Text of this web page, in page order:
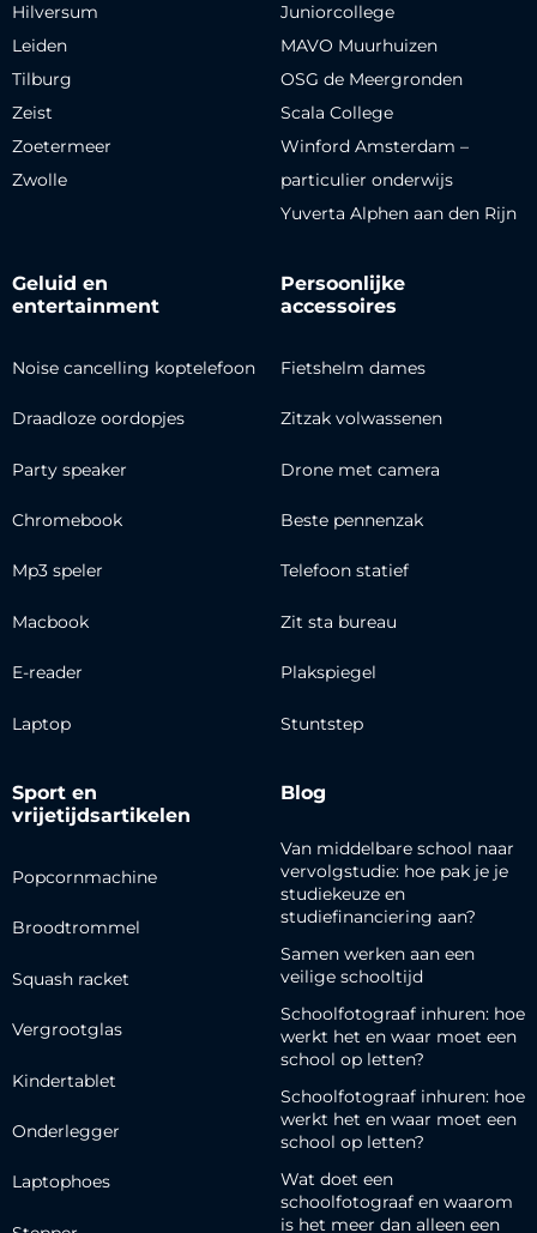
Hilversum
Leiden
Tilburg
Zeist
Zoetermeer
Zwolle
Juniorcollege
MAVO Muurhuizen
OSG de Meergronden
Scala College
Winford Amsterdam –
particulier onderwijs
Yuverta Alphen aan den Rijn
Geluid en
entertainment
Noise cancelling koptelefoon
Draadloze oordopjes
Party speaker
Chromebook
Mp3 speler
Macbook
E-reader
Laptop
Persoonlijke
accessoires
Fietshelm dames
Zitzak volwassenen
Drone met camera
Beste pennenzak
Telefoon statief
Zit sta bureau
Plakspiegel
Stuntstep
Sport en
vrijetijdsartikelen
Popcornmachine
Broodtrommel
Squash racket
Vergrootglas
Kindertablet
Onderlegger
Laptophoes
Blog
Van middelbare school naar
vervolgstudie: hoe pak je je
studiekeuze en
studiefinanciering aan?
Samen werken aan een
veilige schooltijd
Schoolfotograaf inhuren: hoe
werkt het en waar moet een
school op letten?
Schoolfotograaf inhuren: hoe
werkt het en waar moet een
school op letten?
Wat doet een
schoolfotograaf en waarom
is het meer dan alleen een